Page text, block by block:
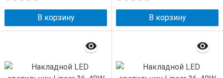
В корзину В корзину